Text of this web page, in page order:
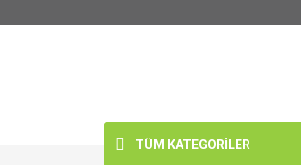
TÜM KATEGORİLER